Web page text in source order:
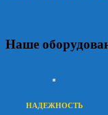
Наше
НАДЕЖНОСТЬ